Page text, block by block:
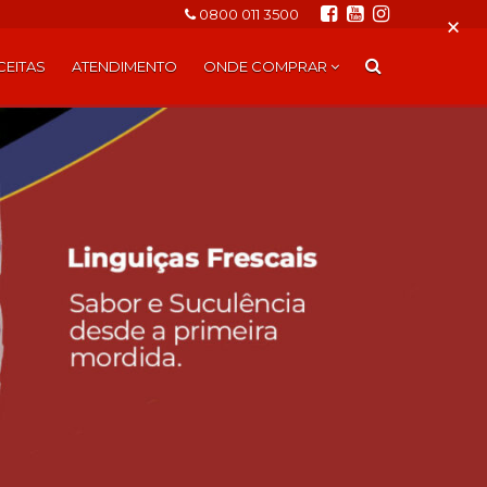
0800 011 3500
ATENDIMENTO ONDE COMPRAR
×